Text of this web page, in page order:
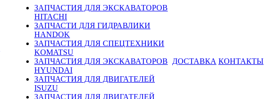
ЗАПЧАСТИЯ ДЛЯ ЭКСКАВАТОРОВ
HITACHI
ЗАПЧАСТИ ДЛЯ ГИДРАВЛИКИ
HANDOK
ЗАПЧАСТИЯ ДЛЯ СПЕЦТЕХНИКИ
KOMATSU
ЗАПЧАСТИЯ ДЛЯ ЭКСКАВАТОРОВ
HYUNDAI
ЗАПЧАСТИЯ ДЛЯ ДВИГАТЕЛЕЙ
ISUZU
ЗАПЧАСТИЯ ДЛЯ ДВИГАТЕЛЕЙ
ДОСТАВКА КОНТАКТЫ